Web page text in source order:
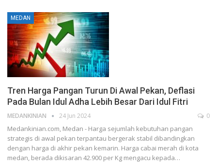
MEDAN
Tren Harga Pangan Turun Di Awal Pekan, Deflasi
Pada Bulan Idul Adha Lebih Besar Dari Idul Fitri
MEDANKINIAN 24 Jun 2024 0
Medankinian.com, Medan - Harga sejumlah kebutuhan pangan
strategis di awal pekan terpantau bergerak stabil dibandingkan
dengan harga di akhir pekan kemarin. Harga cabai merah di kota
medan, berada dikisaran 42.900 per Kg mengacu kepada…